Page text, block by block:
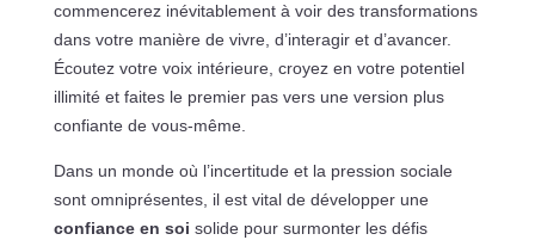
commencerez inévitablement à voir des transformations
dans votre manière de vivre, d’interagir et d’avancer.
Écoutez votre voix intérieure, croyez en votre potentiel
illimité et faites le premier pas vers une version plus
confiante de vous-même.
Dans un monde où l’incertitude et la pression sociale
sont omniprésentes, il est vital de développer une
confiance en soi solide pour surmonter les défis